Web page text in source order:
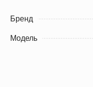
Бренд
Модель